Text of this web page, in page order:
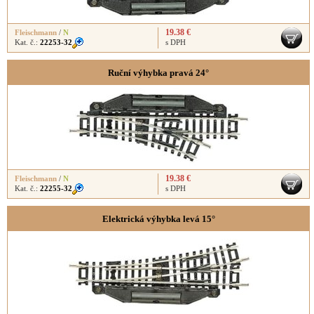
Fleischmann / N
Kat. č.: 22253-32
19.38 €
s DPH
Ruční výhybka pravá 24°
Fleischmann / N
Kat. č.: 22255-32
19.38 €
s DPH
Elektrická výhybka levá 15°